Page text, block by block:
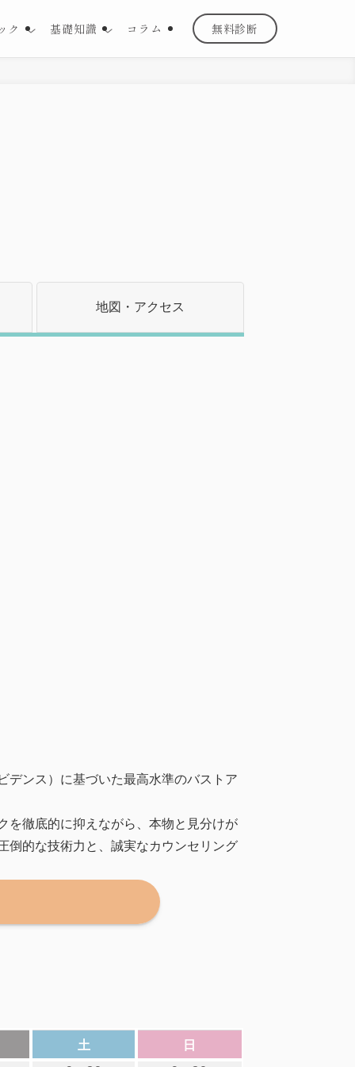
ク 基礎知識 コラム 無料診断
地図・ アクセス
デンス）に基づいた最高水準のバストア
を徹底的に抑えながら、本物と見分けが
倒的な技術力と、誠実なカウンセリング
土 日